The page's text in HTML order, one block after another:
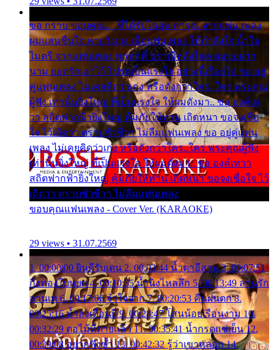
ขอ กราบ ขอบคุณ.... ที่ได้รับไออุ่น การุณ จากแฟน เพลง
ผมแสนชื่นใจ หายวังเวง เมื่อแฟนเพลง ให้กำลังใจ น้ำใจ
ไมตรี จากแฟนเพลง ทุกทุกที่ ปราณีหลั่งไหล ผมขอฝาก
นาม ยอดรักเอาไว้ โปรดเป็นแรงใจ อย่างนี้เรื่อยไป ขอ อยู่
คู่แฟนเพลง ไม่เคยคิดว่าเก่ง หรือดังกว่าใคร..ใคร พระคุณ
ผู้ฟัง เท่านั้นยิ่งใหญ่ ที่เป็นแรงใจ ให้ผมดังมา.. ขอ องค์เท
วา สถิตฟากฟ้ายิ่งใหญ่ คุ้มภัยให้ท่าน เถิดหนา ขอจงเชื่อ
ใจ ไว้เถิดว่า ตราบชั่วชีวา ไม่ลืมแฟนเพลง ขอ อยู่คู่แฟน
เพลง ไม่เคยคิดว่าเก่ง หรือดังกว่าใคร..ใคร พระคุณผู้ฟัง
เท่านั้นยิ่งใหญ่ ที่เป็นแรงใจ ให้ผมดังมา.. ขอ องค์เทวา
สถิตฟากฟ้ายิ่งใหญ่ คุ้มภัยให้ท่าน เถิดหนา ขอจงเชื่อใจ ไว้
เถิดว่า ตราบชั่วชีวา ไม่ลืมแฟนเพลง
ขอบคุณแฟนเพลง - Cover Ver. (KARAOKE)
29 views • 31.07.2569
1. 00:00:00 ยินดีรับเดน 2. 00:03:44 น้ำตาอีสาน 3. 00:07:51
กิ่งทองใบหยก 4. 00:10:35 น้ำนิ่งไหลลึก 5. 00:13:49 ลานรัก
ลานเท 6. 00:17:06 จำใจจาก 7. 00:20:53 คืนฝนตก 8.
00:25:16 น้ำลงเดือนยี่ 9. 00:28:47 โสนน้อยเรือนงาม 10.
00:32:29 ตอไม้ที่ตายแล้ว 11. 00:35:41 น้ำกรดแช่เย็น 12.
00:39:08 อยากฟังซ้ำ 13. 00:42:32 รู้ว่าเขาหลอก 14.